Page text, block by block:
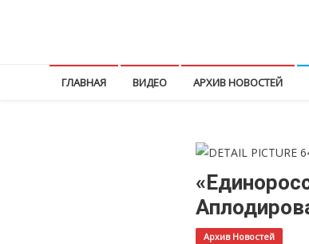
ГЛАВНАЯ ВИДЕО АРХИВ НОВОСТЕЙ
Архив Новостей